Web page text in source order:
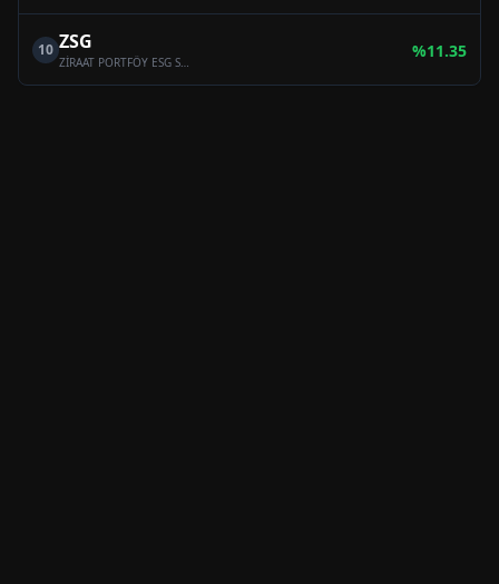
10 ZSG
ZİRAAT PORTFÖY ESG SÜRDÜRÜLEBİLİRLİK FON SEPETİ FONU
%11.35